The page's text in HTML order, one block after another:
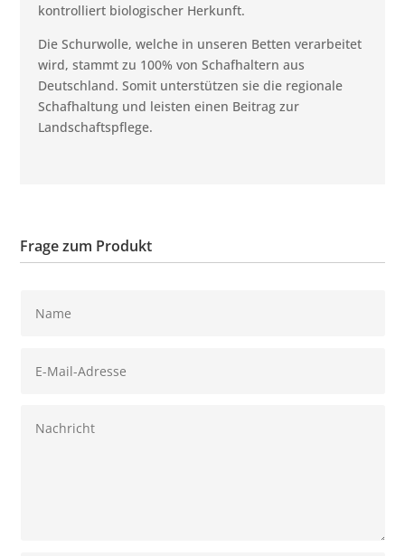
kontrolliert biologischer Herkunft.
Die Schurwolle, welche in unseren Betten verarbeitet
wird, stammt zu 100% von Schafhaltern aus
Deutschland. Somit unterstützen sie die regionale
Schafhaltung und leisten einen Beitrag zur
Landschaftspflege.
Frage zum Produkt